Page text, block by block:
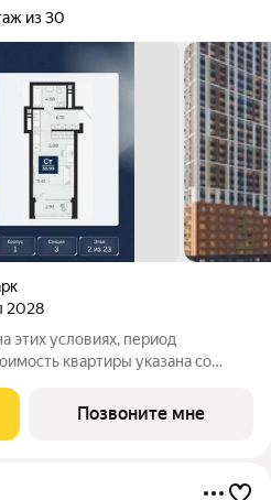
из 30
2028
этих условиях, период
квартиры указана со
1-комн. квартира-студия от
Позвоните мне